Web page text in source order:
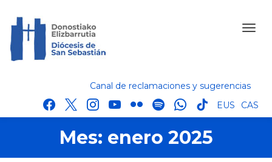
Canal de reclamaciones y sugerencias
facebook
x instagram
youtube
flickr spotifywhatsapp
tik
tok
EUS CAS
Mes: enero 2025